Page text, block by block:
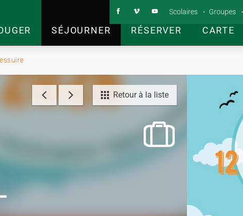
SÉJOURNER RÉSERVER CARTE
Scolaires Groupes
Retour à la liste